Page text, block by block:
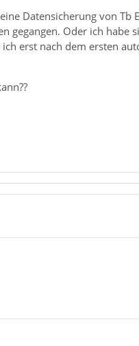
Datensicherung von Tb
gegangen. Oder ich habe
erst nach dem ersten